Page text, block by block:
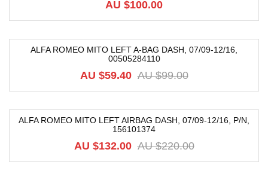
AU $100.00
ALFA ROMEO MITO LEFT A-BAG DASH, 07/09-12/16,
00505284110
AU $99.00
AU $59.40
ALFA ROMEO MITO LEFT AIRBAG DASH, 07/09-12/16, P/N,
156101374
AU $220.00
AU $132.00